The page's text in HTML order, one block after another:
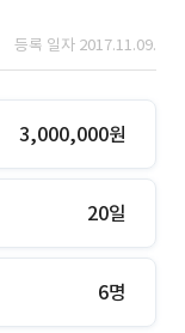
등록 일자 2017.11.09.
3,000,000원
20일
6명